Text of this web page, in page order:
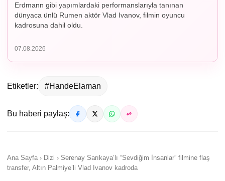
Erdmann gibi yapımlardaki performanslarıyla tanınan
dünyaca ünlü Rumen aktör Vlad Ivanov, filmin oyuncu
kadrosuna dahil oldu.
07.08.2026
Etiketler: #HandeElaman
Bu haberi paylaş:
Ana Sayfa › Dizi › Serenay Sarıkaya’lı “Sevdiğim İnsanlar” filmine flaş
transfer, Altın Palmiye’li Vlad Ivanov kadroda